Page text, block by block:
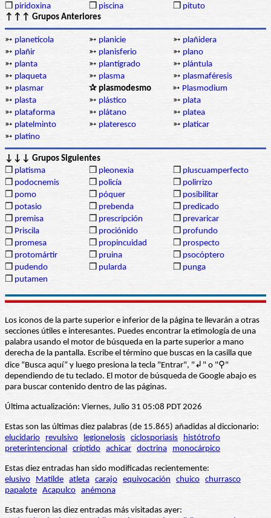
❒ piridoxina ❒ piscina ❒ pituto
↑↑↑ Grupos Anteriores
➳ planetícola ➳ planicie ➳ plañidera
➳ plañir ➳ planisferio ➳ plano
➳ planta ➳ plantígrado ➳ plántula
➳ plaqueta ➳ plasma ➳ plasmaféresis
➳ plasmar ✰ plasmodesmo ➳ Plasmodium
➳ plasta ➳ plástico ➳ plata
➳ plataforma ➳ plátano ➳ platea
➳ platelminto ➳ plateresco ➳ platicar
➳ platino
↓↓↓ Grupos Siguientes
❒ platisma ❒ pleonexia ❒ pluscuamperfecto
❒ podocnemis ❒ policía ❒ polirrizo
❒ pomo ❒ póquer ❒ posibilitar
❒ potasio ❒ prebenda ❒ predicado
❒ premisa ❒ prescripción ❒ prevaricar
❒ Priscila ❒ prociónido ❒ profundo
❒ promesa ❒ propincuidad ❒ prospecto
❒ protomártir ❒ pruina ❒ psocóptero
❒ pudendo ❒ pularda ❒ punga
❒ putamen
Los iconos de la parte superior e inferior de la página te llevarán a otras
secciones útiles e interesantes. Puedes encontrar la etimología de una
palabra usando el motor de búsqueda en la parte superior a mano
derecha de la pantalla. Escribe el término que buscas en la casilla que
dice “Busca aquí” y luego presiona la tecla "Entrar", "↲" o "⚲"
dependiendo de tu teclado. El motor de búsqueda de Google abajo es
para buscar contenido dentro de las páginas.
Última actualización: Viernes, Julio 31 05:08 PDT 2026
Estas son las últimas diez palabras (de 15.865) añadidas al diccionario:
elucidario
revulsivo legionelosis ciclosporiasis
histótrofo
preterintencional críptido achicar doctrina monocárpico
Estas diez entradas han sido modificadas recientemente:
elusivo
Matilde atleta carajo equivocación chuico churrasco
papalote Acapulco anémona
Estas fueron las diez entradas más visitadas ayer: